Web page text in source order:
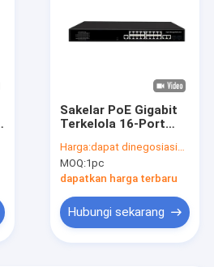
Sakelar PoE Gigabit
Terkelola 16-Port
Uplink Combo
SFP/RJ45 Input AC
Harga:dapat dinegosiasikan
MOQ:1pc
dapatkan harga terbaru
Hubungi sekarang